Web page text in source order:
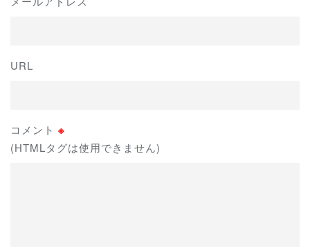
URL
コメント ※
(HTMLタグは使用できません)